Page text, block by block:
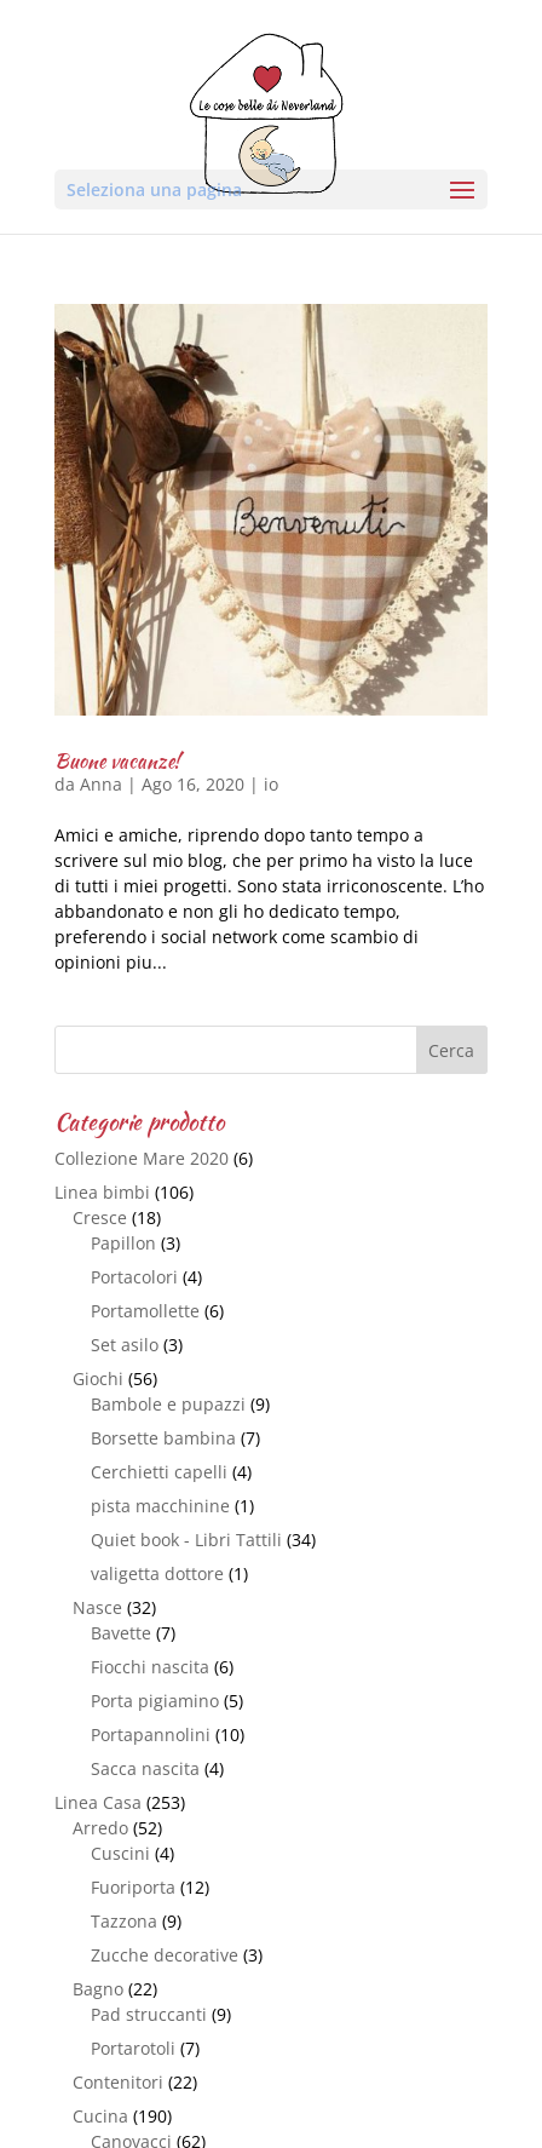
Seleziona una pagina
Buone vacanze!
da Anna | Ago 16, 2020| io
Amici e amiche, riprendo dopo tanto tempo a
scrivere sul mio blog, che per primo ha visto la luce
di tutti i miei progetti. Sono stata irriconoscente. L’ho
abbandonato e non gli ho dedicato tempo,
preferendo i social network come scambio di
opinioni piu...
Categorie prodotto
Collezione Mare 2020 (6)
Linea bimbi (106)
Cresce (18)
Papillon (3)
Portacolori (4)
Portamollette (6)
Set asilo (3)
Giochi (56)
Bambole e pupazzi (9)
Borsette bambina (7)
Cerchietti capelli (4)
pista macchinine (1)
Quiet book - Libri Tattili (34)
valigetta dottore (1)
Nasce (32)
Bavette (7)
Fiocchi nascita (6)
Porta pigiamino (5)
Portapannolini (10)
Sacca nascita (4)
Linea Casa (253)
Arredo (52)
Cuscini (4)
Fuoriporta (12)
Tazzona (9)
Zucche decorative (3)
Bagno (22)
Pad struccanti (9)
Portarotoli (7)
Contenitori (22)
Cucina (190)
Canovacci (62)